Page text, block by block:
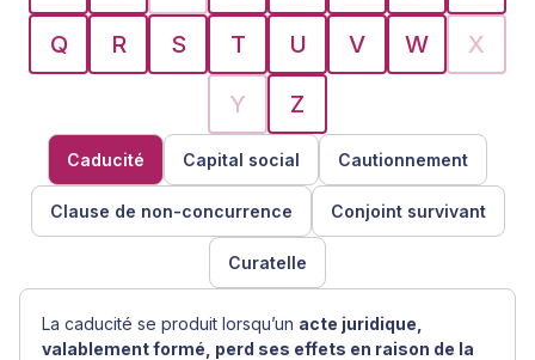
Q R S T U V W X
Y Z
Caducité Capital social Cautionnement
Clause de non-concurrence Conjoint survivant
Curatelle
La caducité se produit lorsqu’un acte juridique,
valablement formé, perd ses effets en raison de la